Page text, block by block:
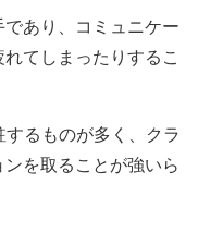
あり、コミュニケー
てしまったりするこ
るものが多く、クラ
を取ることが強いら